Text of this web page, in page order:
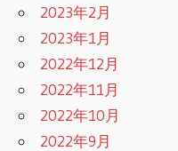
2023年2月
2023年1月
2022年12月
2022年11月
2022年10月
2022年9月